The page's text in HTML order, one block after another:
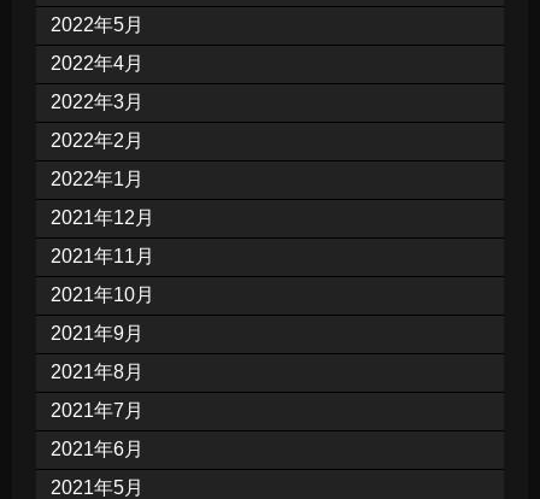
2022年5月
2022年4月
2022年3月
2022年2月
2022年1月
2021年12月
2021年11月
2021年10月
2021年9月
2021年8月
2021年7月
2021年6月
2021年5月